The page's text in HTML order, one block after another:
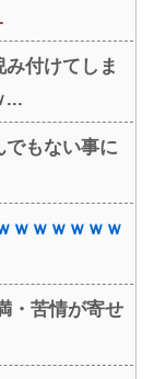
み付けてしま
...
でもない事に
ｗｗｗｗｗｗ
・苦情が寄せ